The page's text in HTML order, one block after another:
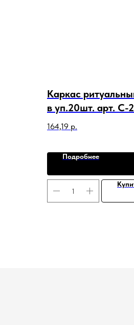
Каркас
в уп.20шт. арт. C-
164,19 р.
Подробнее